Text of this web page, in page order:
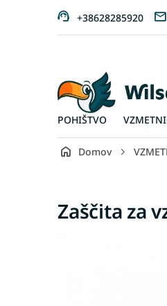
+38628285920
POHIŠTVO
Domov
Zaščita za